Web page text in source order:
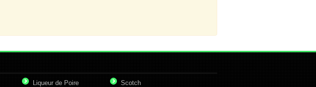
Liqueur de Poire
Scotch